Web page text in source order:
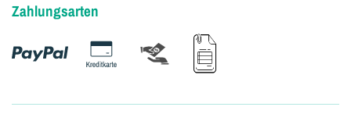
Zahlungsarten